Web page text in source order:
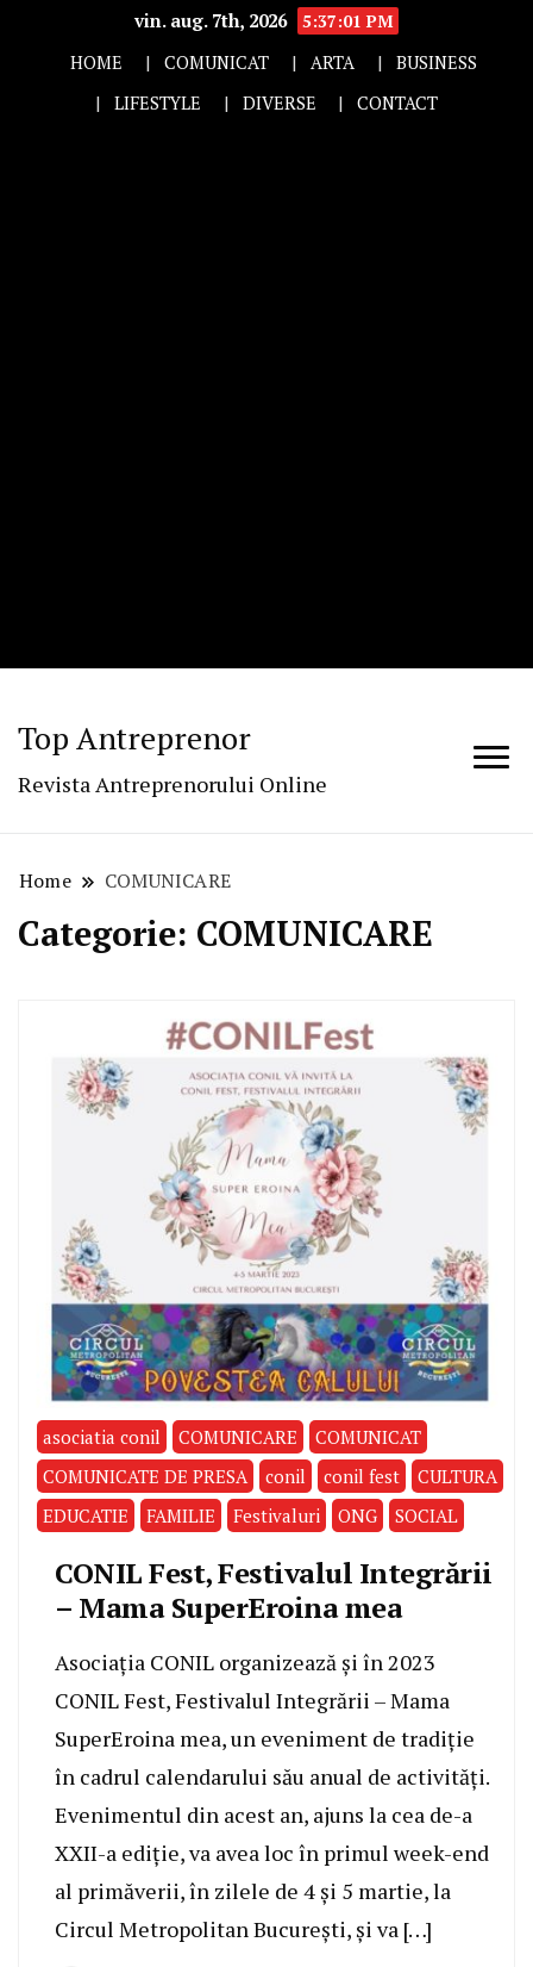
vin. aug. 7th, 2026
5:37:03 PM
HOME
COMUNICAT ARTA
BUSINESS
LIFESTYLE
DIVERSE CONTACT
Top Antreprenor
Revista Antreprenorului Online
Home COMUNICARE
Categorie: COMUNICARE
asociatia conil COMUNICARE
COMUNICAT
COMUNICATE DE PRESA
conil conil fest
CULTURA
EDUCATIE
FAMILIE Festivaluri ONG SOCIAL
CONIL Fest, Festivalul Integrării
– Mama SuperEroina mea
Asociația CONIL organizează și în 2023
CONIL Fest, Festivalul Integrării – Mama
SuperEroina mea, un eveniment de tradiție
în cadrul calendarului său anual de activități.
Evenimentul din acest an, ajuns la cea de-a
XXII-a ediție, va avea loc în primul week-end
al primăverii, în zilele de 4 și 5 martie, la
Circul Metropolitan București, și va […]